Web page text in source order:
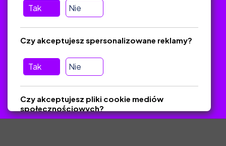
wiadomość nie trafiła do folderu SPAM)
Materiały chronione Prawem Autorskim.
Tak Nie
Tak Nie
Czy akceptujesz spersonalizowane reklamy?
Czy akceptujesz pliki cookie mediów
społecznościowych?